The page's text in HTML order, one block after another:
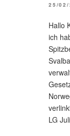
25/02/
Hallo
ich
LG